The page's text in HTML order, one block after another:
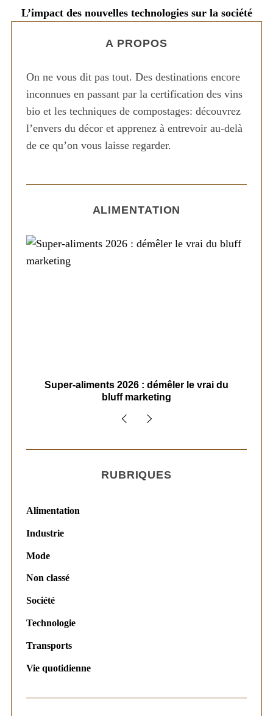
L’impact des nouvelles technologies sur la société
A PROPOS
On ne vous dit pas tout. Des destinations encore
inconnues en passant par la certification des vins
bio et les techniques de compostages: découvrez
l’envers du décor et apprenez à entrevoir au-delà
de ce qu’on vous laisse regarder.
ALIMENTATION
Super-aliments 2026 : démêler le vrai du
bluff marketing
RUBRIQUES
Alimentation
Industrie
Mode
Non classé
Société
Technologie
Transports
Vie quotidienne